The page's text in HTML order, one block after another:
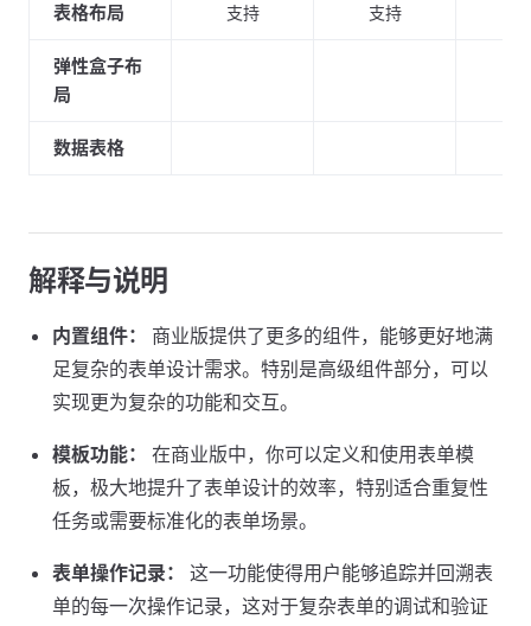
表格布局 支持 支持
弹性盒子布
局
数据表格
解释与说明
内置组件：
商业版提供了更多的组件，能够更好地满
足复杂的表单设计需求。特别是高级组件部分，可以
实现更为复杂的功能和交互。
模板功能：
在商业版中，你可以定义和使用表单模
板，极大地提升了表单设计的效率，特别适合重复性
任务或需要标准化的表单场景。
表单操作记录：
这一功能使得用户能够追踪并回溯表
单的每一次操作记录，这对于复杂表单的调试和验证